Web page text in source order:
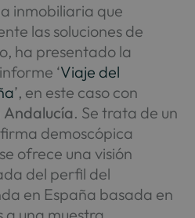
inmobiliaria que
las soluciones de
ha presentado la
‘Viaje del
’, en este caso con
Andalucía. Se trata de un
demoscópica
ofrece una visión
del perfil del
en España basada en